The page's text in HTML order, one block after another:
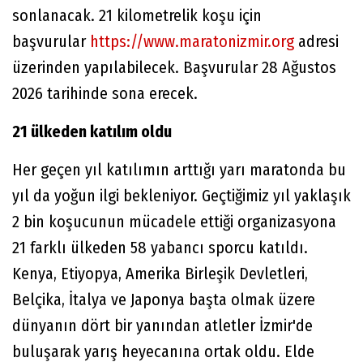
sonlanacak. 21 kilometrelik koşu için
başvurular https://www.maratonizmir.org adresi
üzerinden yapılabilecek. Başvurular 28 Ağustos
2026 tarihinde sona erecek.
21 ülkeden katılım oldu
Her geçen yıl katılımın arttığı yarı maratonda bu
yıl da yoğun ilgi bekleniyor. Geçtiğimiz yıl yaklaşık
2 bin koşucunun mücadele ettiği organizasyona
21 farklı ülkeden 58 yabancı sporcu katıldı.
Kenya, Etiyopya, Amerika Birleşik Devletleri,
Belçika, İtalya ve Japonya başta olmak üzere
dünyanın dört bir yanından atletler İzmir'de
buluşarak yarış heyecanına ortak oldu. Elde